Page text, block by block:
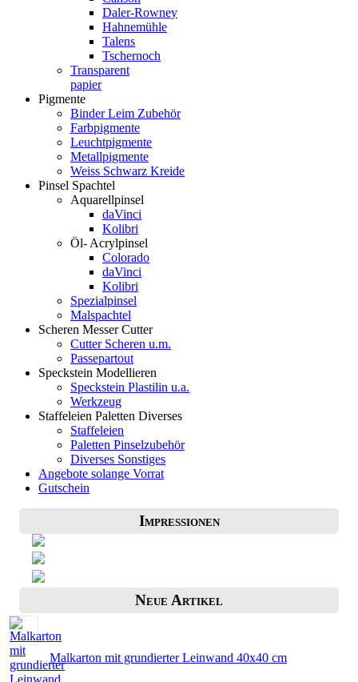
Daler-Rowney
Hahnemühle
Talens
Tschernoch
Transparent
papier
Pigmente
Binder Leim Zubehör
Farbpigmente
Leuchtpigmente
Metallpigmente
Weiss Schwarz Kreide
Pinsel Spachtel
Aquarellpinsel
daVinci
Kolibri
Öl- Acrylpinsel
Colorado
daVinci
Kolibri
Spezialpinsel
Malspachtel
Scheren Messer Cutter
Cutter Scheren u.m.
Passepartout
Speckstein Modellieren
Speckstein Plastilin u.a.
Werkzeug
Staffeleien Paletten Diverses
Staffeleien
Paletten Pinselzubehör
Diverses Sonstiges
Angebote solange Vorrat
Gutschein
Impressionen
Neue Artikel
Malkarton mit grundierter Leinwand 40x40 cm